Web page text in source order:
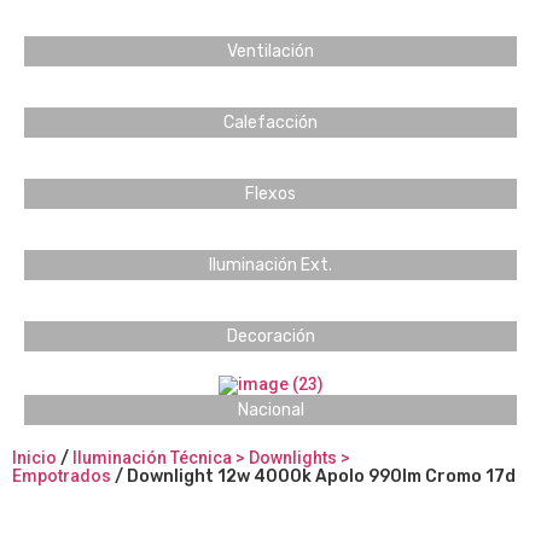
Ventilación
Calefacción
Flexos
Iluminación Ext.
Decoración
Nacional
Inicio /
Iluminación Técnica > Downlights >
Empotrados / Downlight 12w 4000k Apolo 990lm Cromo 17d